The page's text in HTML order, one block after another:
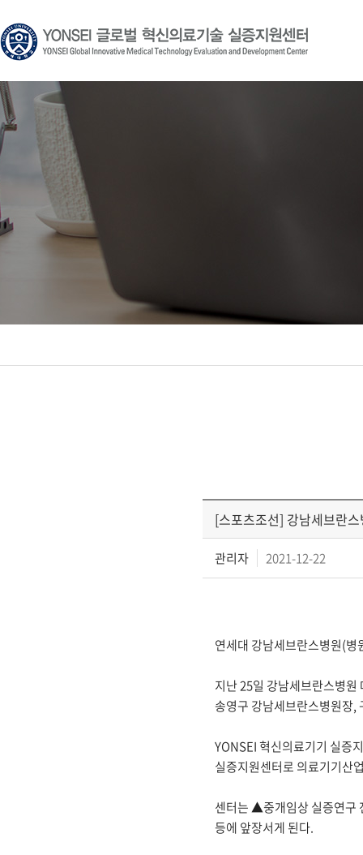
[스포츠조선] 강남세브란
관리자 2021-12-22
연세대 강남세브란스병원(
지난 25일 강남세브란스병
송영구 강남세브란스병원장,
YONSEI 혁신의료기기 실증
실증지원센터로 의료기기산
센터는 ▲중개임상 실증연구
등에 앞장서게 된다.